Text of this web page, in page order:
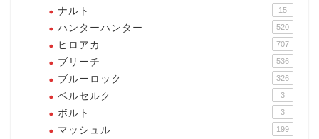
ナルト 15
ハンターハンター 520
ヒロアカ 707
ブリーチ 536
ブルーロック 326
ベルセルク 3
ボルト 3
マッシュル 199